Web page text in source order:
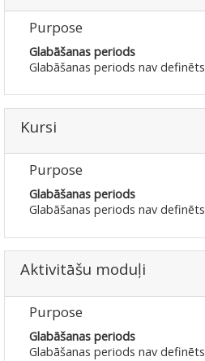
Purpose
Glabāšanas periods
Glabāšanas periods nav definēts
Kursi
Purpose
Glabāšanas periods
Glabāšanas periods nav definēts
Aktivitāšu moduļi
Purpose
Glabāšanas periods
Glabāšanas periods nav definēts